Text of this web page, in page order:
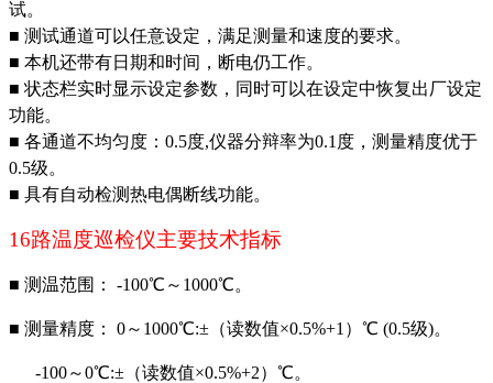
试。
■ 测试通道可以任意设定，满足测量和速度的要求。
■ 本机还带有日期和时间，断电仍工作。
■ 状态栏实时显示设定参数，同时可以在设定中恢复出厂设定
功能。
■ 各通道不均匀度：0.5度,仪器分辩率为0.1度，测量精度优于
0.5级。
■ 具有自动检测热电偶断线功能。
16路温度巡检仪主要技术指标
■ 测温范围： -100℃～1000℃。
■ 测量精度： 0～1000℃:±（读数值×0.5%+1）℃ (0.5级)。
-100～0℃:±（读数值×0.5%+2）℃。